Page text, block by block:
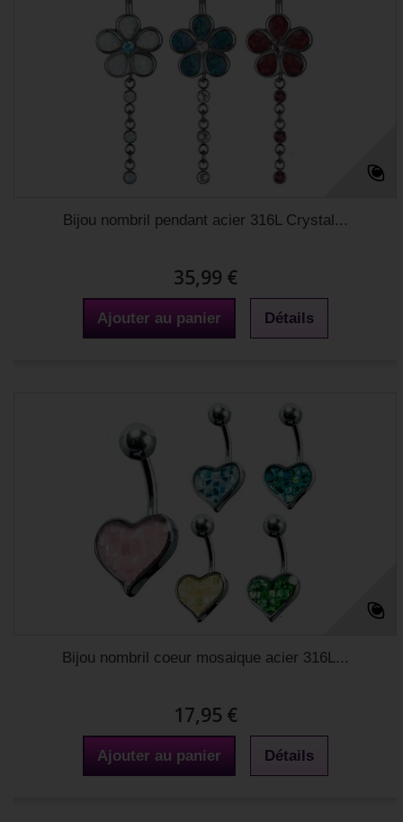
Bijou nombril pendant acier 316L Crystal...
35,99 €
Ajouter au panier Détails
Bijou nombril coeur mosaique acier 316L...
17,95 €
Ajouter au panier Détails